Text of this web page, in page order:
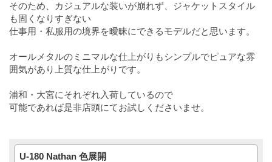
そのため、カジュアルな装いが崩れず、ジャケットスタイル
も固くなりすぎない
仕事用・私服用の境界を曖昧にできるモデルだと思います。
オールメタルのミニマルな仕上がりもシンプルでピュアな雰
囲気があり上質な仕上がりです。
浦和・大宮にそれぞれ入荷しているので
可能であれば是非店頭にてお試しくださいませ。
U-180 Nathan 色展開